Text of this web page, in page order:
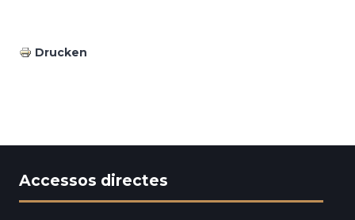
Drucken
Accessos directes